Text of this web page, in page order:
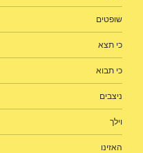
שופטים
כי תצא
כי תבוא
ניצבים
וילך
האזינו